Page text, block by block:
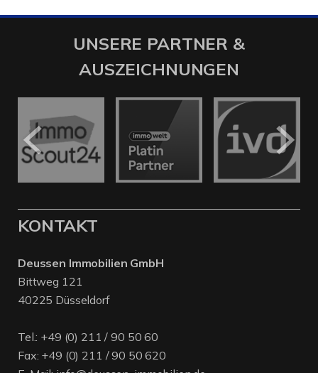
UNSERE PARTNER &
AUSZEICHNUNGEN
KONTAKT
Deussen Immobilien GmbH
Bittweg 121
40225 Düsseldorf
Tel.: +49 (0) 211 / 90 50 60
Fax: +49 (0) 211 / 90 50 620